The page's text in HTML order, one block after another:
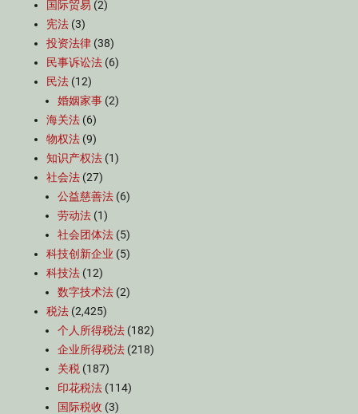
国际贸易 (2)
宪法 (3)
投资法律 (38)
民事诉讼法 (6)
民法 (12)
婚姻家事 (2)
海关法 (6)
物权法 (9)
知识产权法 (1)
社会法 (27)
公益慈善法 (6)
劳动法 (1)
社会团体法 (5)
科技创新企业 (5)
科技法 (12)
数字技术法 (2)
税法 (2,425)
个人所得税法 (182)
企业所得税法 (218)
关税 (187)
印花税法 (114)
国际税收 (3)